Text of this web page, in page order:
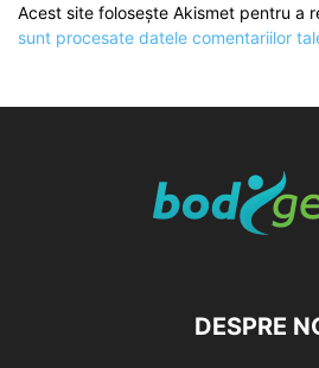
Acest site folosește Akismet pentru a
sunt procesate datele comentariilor
DESPRE